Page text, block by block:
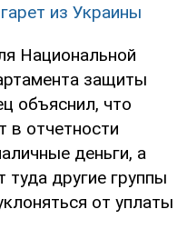
из Украины
Национальной
защиты
объяснил, что
в отчетности
деньги, а
другие группы
от уплаты